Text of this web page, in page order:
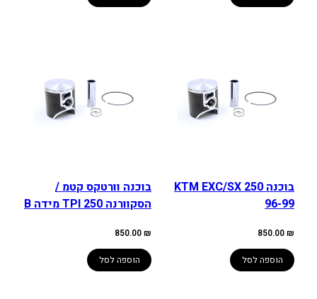
בוכנה KTM EXC/SX 250
96-99
850.00₪
הוספה לסל
בוכנה וורטקס קטמ /
הסקוורנה 250 TPI מידה B
850.00₪
הוספה לסל